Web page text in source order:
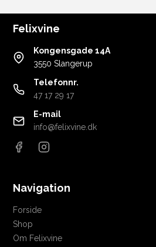
Felixvine
Kongensgade 14A
3550 Slangerup
Telefonnr.
47 17 29 17
E-mail
info@felixvine.dk
Navigation
Forside
Shop
Om Felixvine